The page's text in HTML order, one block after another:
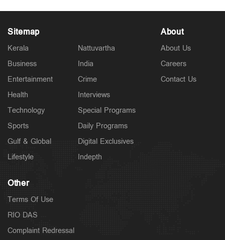
Sitemap
Kerala
Business
Entertainment
Health
Technology
Sports
Gulf & Global
Lifestyle
Nattuvartha
India
Crime
Interviews
Special Programs
Daily Programs
Digital Exclusives
Indepth
About
About Us
Careers
Contact Us
Other
Terms Of Use
RIO DAS
Complaint Redressal